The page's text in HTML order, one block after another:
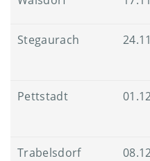
Stegaurach
Pettstadt
Trabelsdorf